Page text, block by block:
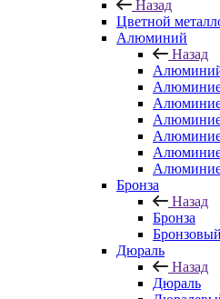
Назад
Цветной
Алюминий
Назад
Бронза
Назад
Бронза
Дюраль
Назад
Дюраль